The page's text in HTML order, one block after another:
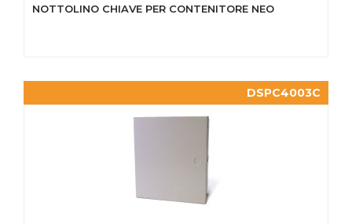
NOTTOLINO CHIAVE PER CONTENITORE NEO
DSPC4003C